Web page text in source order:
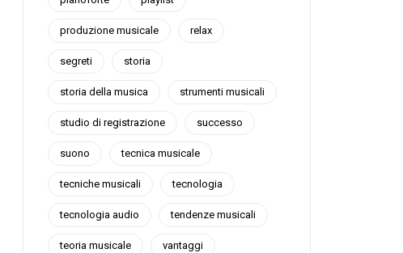
produzione musicale relax
segreti storia
storia della musica strumenti musicali
studio di registrazione successo
suono tecnica musicale
tecniche musicali tecnologia
tecnologia audio tendenze musicali
teoria musicale vantaggi